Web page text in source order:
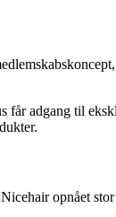
får adgang til
opnået